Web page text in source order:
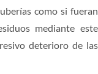
como si fueran
mediante este
deterioro de las